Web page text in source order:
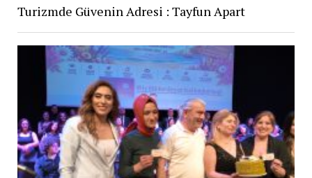
Turizmde Güvenin Adresi : Tayfun Apart